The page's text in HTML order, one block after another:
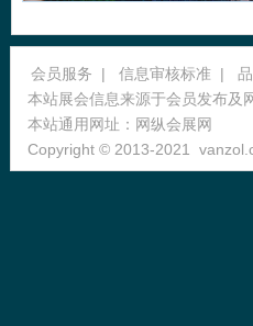
会员服务 | 信息审核标准 |
本站展会信息来源于会员发布及
本站通用网址： 网纵会展网
Copyright © 2013-2021